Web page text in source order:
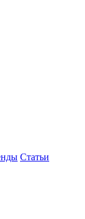
Статьи